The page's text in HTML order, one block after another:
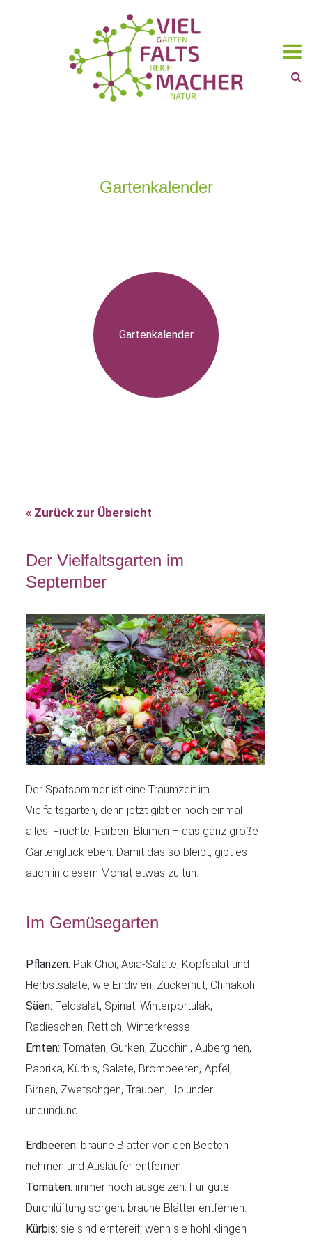
Gartenkalender
Gartenkalender
« Zurück zur Übersicht
Der Vielfaltsgarten im
September
Der Spätsommer ist eine Traumzeit im
Vielfaltsgarten, denn jetzt gibt er noch einmal
alles: Früchte, Farben, Blumen – das ganz große
Gartenglück eben. Damit das so bleibt, gibt es
auch in diesem Monat etwas zu tun:
Im Gemüsegarten
Pflanzen: Pak Choi, Asia-Salate, Kopfsalat und
Herbstsalate, wie Endivien, Zuckerhut, Chinakohl
Säen: Feldsalat, Spinat, Winterportulak,
Radieschen, Rettich, Winterkresse
Ernten: Tomaten, Gurken, Zucchini, Auberginen,
Paprika, Kürbis, Salate, Brombeeren, Äpfel,
Birnen, Zwetschgen, Trauben, Holunder
undundund…
Erdbeeren: braune Blätter von den Beeten
nehmen und Ausläufer entfernen.
Tomaten: immer noch ausgeizen. Für gute
Durchlüftung sorgen, braune Blätter entfernen.
Kürbis: sie sind erntereif, wenn sie hohl klingen